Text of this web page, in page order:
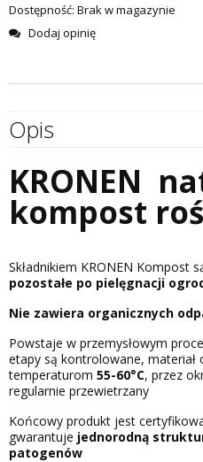
Dostępność: Brak w magazynie
Dodaj opinię
Opis
KRONEN
kompost
Składnikiem KRONEN Kompost
pozostałe po pielęgnacji
Nie zawiera organicznych
Powstaje w przemysłowym
etapy są kontrolowane, materiał
temperaturom 55-60°C, przez
regularnie przewietrzany
Końcowy produkt jest
gwarantuje jednorodną
patogenów